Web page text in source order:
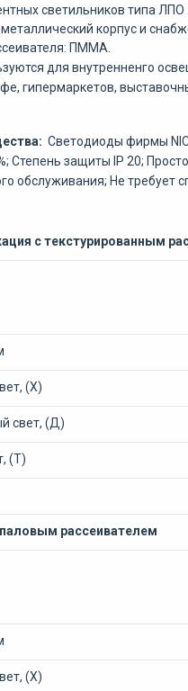
светильников типа ЛПО
корпус и
ПММА.
для внутренненго
гипермаркетов,
Светодиоды фирмы
Степень защиты IP 20;
обслуживания; Не требует
с текстурированным
(Х)
свет, (Д)
(Т)
рассеивателем
(Х)